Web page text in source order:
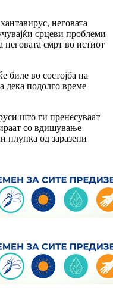
неговата
срцеви проблеми
неговата смрт во истиот
биле во состојба на
дека подолго време
што ги пренесуваат
со вдишување
плунка од заразени